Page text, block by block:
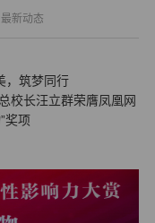
新动态
，筑梦同行
校长汪立群荣膺凤凰网
奖项